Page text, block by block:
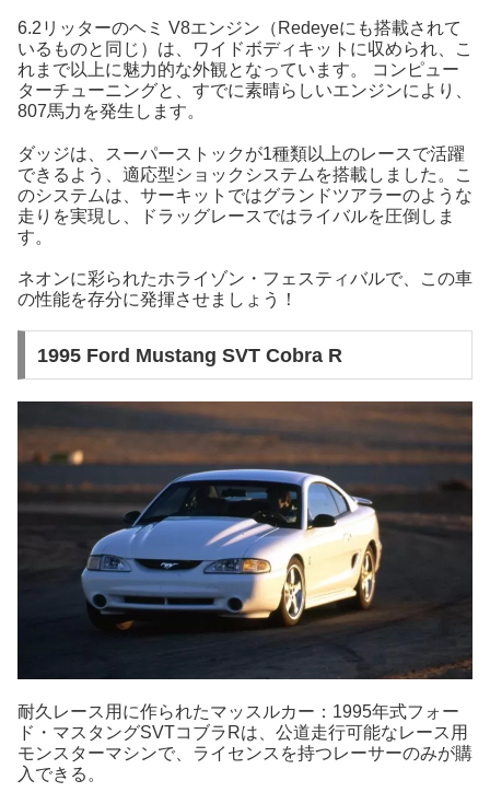
6.2リッターのヘミ V8エンジン（Redeyeにも搭載されて
いるものと同じ）は、ワイドボディキットに収められ、こ
れまで以上に魅力的な外観となっています。 コンピュー
ターチューニングと、すでに素晴らしいエンジンにより、
807馬力を発生します。
ダッジは、スーパーストックが1種類以上のレースで活躍
できるよう、適応型ショックシステムを搭載しました。こ
のシステムは、サーキットではグランドツアラーのような
走りを実現し、ドラッグレースではライバルを圧倒しま
す。
ネオンに彩られたホライゾン・フェスティバルで、この車
の性能を存分に発揮させましょう！
1995 Ford Mustang SVT Cobra R
耐久レース用に作られたマッスルカー：1995年式フォー
ド・マスタングSVTコブラRは、公道走行可能なレース用
モンスターマシンで、ライセンスを持つレーサーのみが購
入できる。